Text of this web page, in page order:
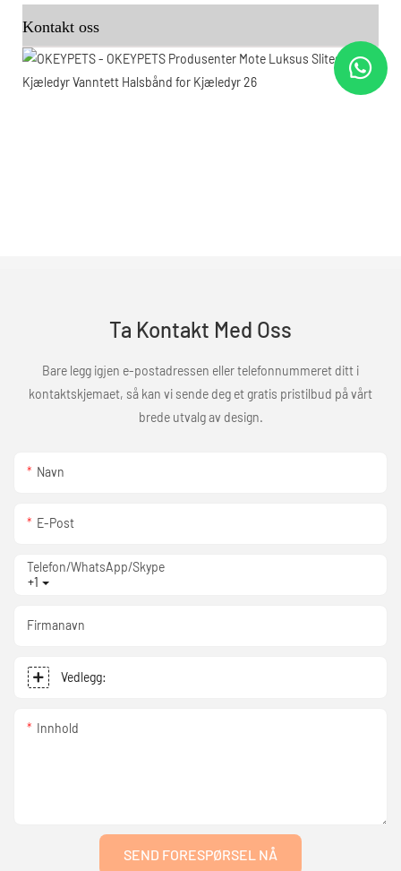
Kontakt oss
Ta Kontakt Med Oss
Bare legg igjen e-postadressen eller telefonnummeret ditt i
kontaktskjemaet, så kan vi sende deg et gratis pristilbud på vårt
brede utvalg av design.
Navn
E-Post
+1
Telefon/WhatsApp/Skype
Firmanavn
Vedlegg:
Innhold
SEND FORESPØRSEL NÅ